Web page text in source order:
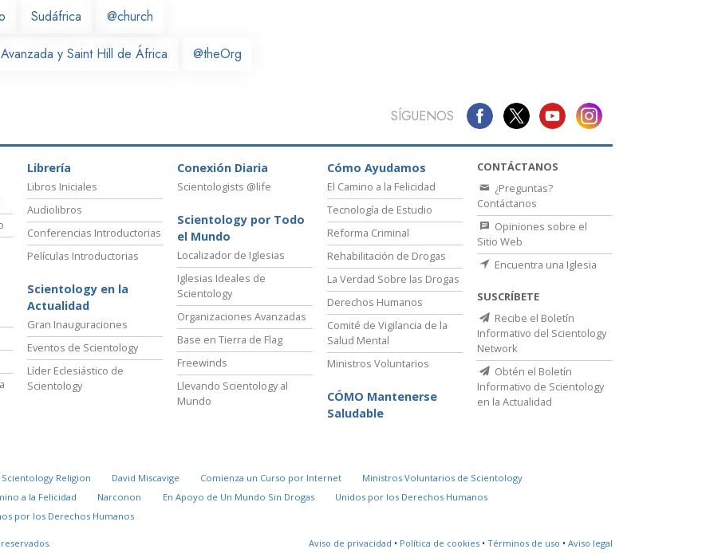
Sudáfrica @church
y Saint Hill de África @theOrg
SÍGUENOS
Librería
Libros Iniciales
Audiolibros
Conferencias Introductorias
Películas Introductorias
Scientology en la
Actualidad
Gran Inauguraciones
Eventos de Scientology
Líder Eclesiástico de
Scientology
Conexión Diaria
Scientologists @life
Scientology por Todo
el Mundo
Localizador de Iglesias
Iglesias Ideales de
Scientology
Organizaciones Avanzadas
Base en Tierra de Flag
Freewinds
Llevando Scientology al
Mundo
Cómo Ayudamos
El Camino a la Felicidad
Tecnología de Estudio
Reforma Criminal
Rehabilitación de Drogas
La Verdad Sobre las Drogas
Derechos Humanos
Comité de Vigilancia de la
Salud Mental
Ministros Voluntarios
CÓMO Mantenerse
Saludable
CONTÁCTANOS
¿Preguntas?
Contáctanos
Opiniones sobre el
Sitio Web
Encuentra una Iglesia
SUSCRÍBETE
Recibe el Boletín
Informativo del Scientology
Network
Obtén el Boletín
Informativo de Scientology
en la Actualidad
Scientology Religion David Miscavige Comienza un Curso por Internet
Ministros Voluntarios de Scientology
a la Felicidad Narconon En Apoyo de Un Mundo Sin Drogas
Unidos por los Derechos Humanos
por los Derechos Humanos
Aviso de privacidad • Política de cookies • Términos de uso • Aviso legal